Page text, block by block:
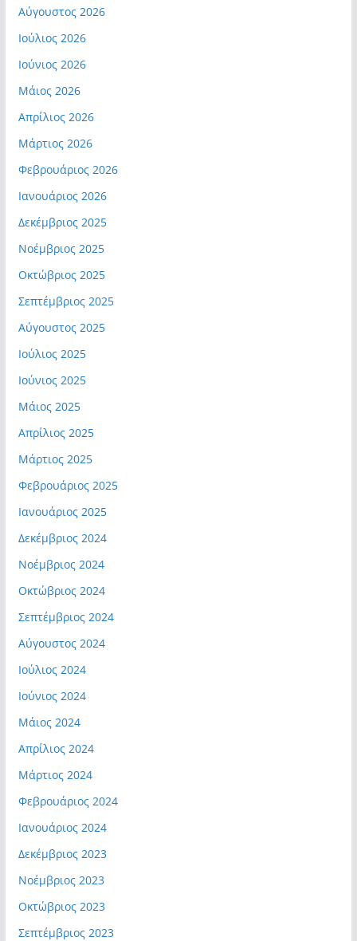
Αύγουστος 2026
Ιούλιος 2026
Ιούνιος 2026
Μάιος 2026
Απρίλιος 2026
Μάρτιος 2026
Φεβρουάριος 2026
Ιανουάριος 2026
Δεκέμβριος 2025
Νοέμβριος 2025
Οκτώβριος 2025
Σεπτέμβριος 2025
Αύγουστος 2025
Ιούλιος 2025
Ιούνιος 2025
Μάιος 2025
Απρίλιος 2025
Μάρτιος 2025
Φεβρουάριος 2025
Ιανουάριος 2025
Δεκέμβριος 2024
Νοέμβριος 2024
Οκτώβριος 2024
Σεπτέμβριος 2024
Αύγουστος 2024
Ιούλιος 2024
Ιούνιος 2024
Μάιος 2024
Απρίλιος 2024
Μάρτιος 2024
Φεβρουάριος 2024
Ιανουάριος 2024
Δεκέμβριος 2023
Νοέμβριος 2023
Οκτώβριος 2023
Σεπτέμβριος 2023